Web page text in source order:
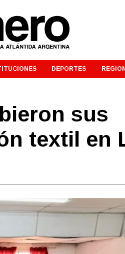
DEPORTES
sus
textil en